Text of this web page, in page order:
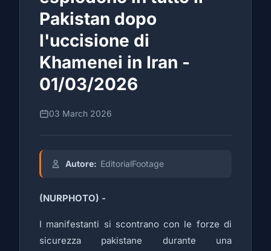
Pakistan dopo
l'uccisione di
Khamenei in Iran -
01/03/2026
03 March 2026
Autore: EditorialFootage
(NURPHOTO) -
I manifestanti si scontrano con le forze di
sicurezza pakistane durante una